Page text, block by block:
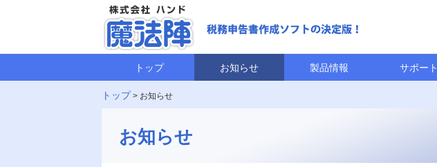
トップ お知らせ 製品情報 サポート
トップ > お知らせ
お知らせ